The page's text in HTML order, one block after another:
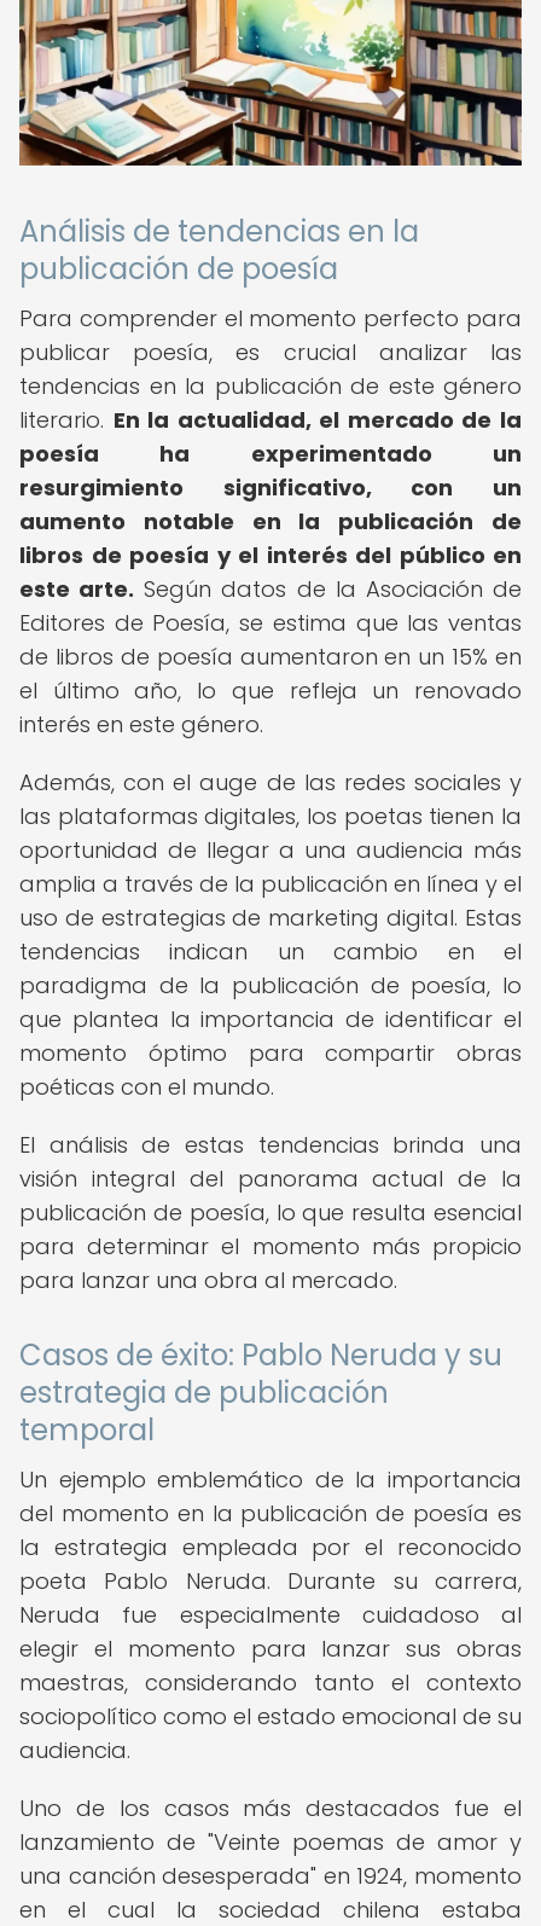
Análisis de tendencias en la
publicación de poesía
Para comprender el momento perfecto para
publicar poesía, es crucial analizar las
tendencias en la publicación de este género
literario. En la actualidad, el mercado de la
poesía ha experimentado un
resurgimiento significativo, con un
aumento notable en la publicación de
libros de poesía y el interés del público en
este arte. Según datos de la Asociación de
Editores de Poesía, se estima que las ventas
de libros de poesía aumentaron en un 15% en
el último año, lo que refleja un renovado
interés en este género.
Además, con el auge de las redes sociales y
las plataformas digitales, los poetas tienen la
oportunidad de llegar a una audiencia más
amplia a través de la publicación en línea y el
uso de estrategias de marketing digital. Estas
tendencias indican un cambio en el
paradigma de la publicación de poesía, lo
que plantea la importancia de identificar el
momento óptimo para compartir obras
poéticas con el mundo.
El análisis de estas tendencias brinda una
visión integral del panorama actual de la
publicación de poesía, lo que resulta esencial
para determinar el momento más propicio
para lanzar una obra al mercado.
Casos de éxito: Pablo Neruda y su
estrategia de publicación
temporal
Un ejemplo emblemático de la importancia
del momento en la publicación de poesía es
la estrategia empleada por el reconocido
poeta Pablo Neruda. Durante su carrera,
Neruda fue especialmente cuidadoso al
elegir el momento para lanzar sus obras
maestras, considerando tanto el contexto
sociopolítico como el estado emocional de su
audiencia.
Uno de los casos más destacados fue el
lanzamiento de "Veinte poemas de amor y
una canción desesperada" en 1924, momento
en el cual la sociedad chilena estaba